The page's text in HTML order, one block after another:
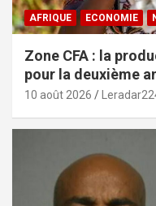
AFRIQUE ECONOMIE
Zone CFA : la
pour la deuxième
2025/2026
10 août 2026